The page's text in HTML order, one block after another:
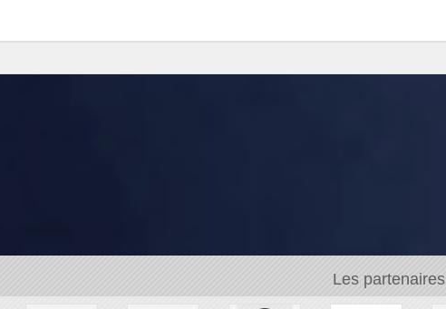
Les